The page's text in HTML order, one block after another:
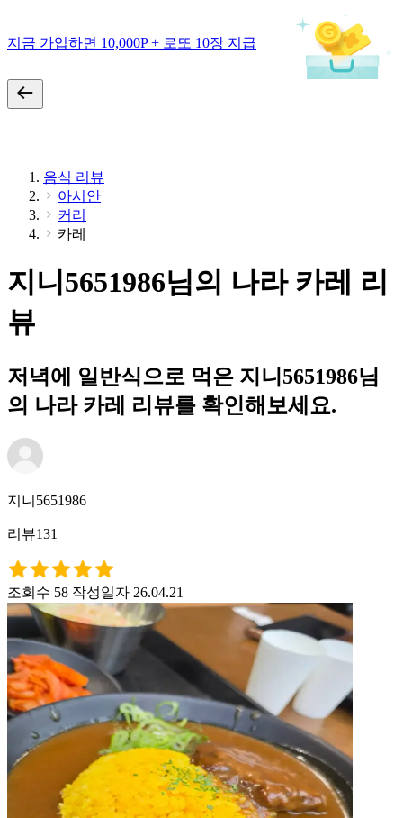
지금 가입하면 10,000P + 로또 10장 지급
음식 리뷰
아시안
커리
카레
지니5651986님의 나라 카레 리
뷰
저녁에 일반식으로 먹은 지니5651986님
의 나라 카레 리뷰를 확인해보세요.
지니5651986
리뷰131
조회수 58 작성일자 26.04.21